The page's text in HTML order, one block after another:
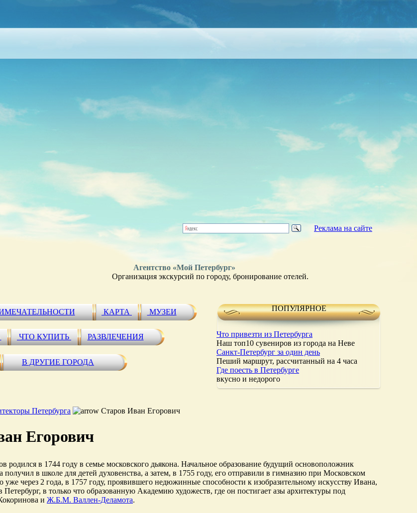
Реклама на сайте
Агентство «Мой Петербург»
Организация экскурсий по городу, бронирование отелей.
КАРТА МУЗЕИ
ЧТО КУПИТЬ РАЗВЛЕЧЕНИЯ
В ДРУГИЕ ГОРОДА
ПОПУЛЯРНОЕ
Что привезти из Петербурга
Наш топ10 сувениров из города на Неве
Санкт-Петербург за один день
Пеший маршрут, рассчитанный на 4 часа
Где поесть в Петербурге
вкусно и недорого
Петербурга Старов Иван Егорович
Егорович
родился в 1744 году в семье московского дьякона. Начальное образование будущий основоположник
получил в школе для детей духовенства, а затем, в 1755 году, его отправили в гимназию при Московском
уже через 2 года, в 1757 году, проявившего недюжинные способности к изобразительному искусству Ивана,
Петербург, в только что образованную Академию художеств, где он постигает азы архитектуры под
и Ж.Б.М. Валлен-Деламота.